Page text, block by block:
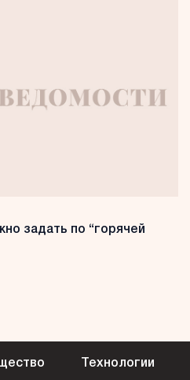
задать по “горячей
Технологии